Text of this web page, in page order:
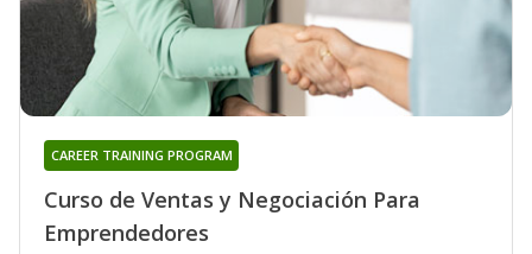
Curso de Ventas y Negociación Para
Emprendedores
CAREER TRAINING PROGRAM